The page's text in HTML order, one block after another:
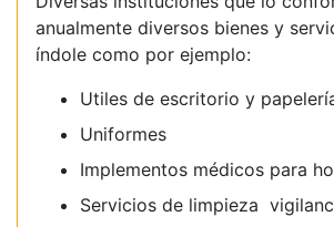
anualmente diversos bienes y
índole como por ejemplo:
Utiles de escritorio y
Uniformes
Implementos médicos para
Servicios de limpieza